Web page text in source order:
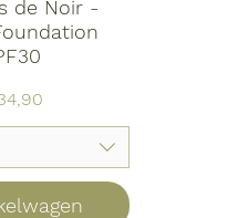
de Noir -